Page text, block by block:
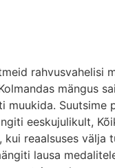
rahvusvahelisi
mängus
eeskujulikult,
reaalsuses
lausa